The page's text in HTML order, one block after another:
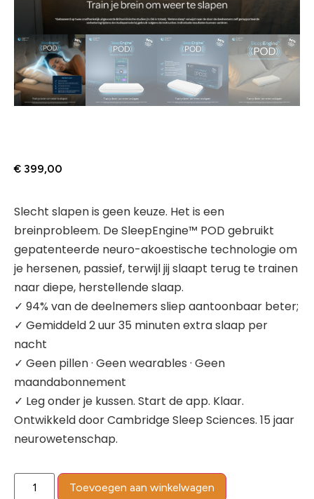
€ 399,00
Slecht slapen is geen keuze. Het is een
breinprobleem. De SleepEngine™ POD gebruikt
gepatenteerde neuro-akoestische technologie om
je hersenen, passief, terwijl jij slaapt terug te trainen
naar diepe, herstellende slaap.
✓ 94% van de deelnemers sliep aantoonbaar beter;
✓ Gemiddeld 2 uur 35 minuten extra slaap per
nacht
✓ Geen pillen · Geen wearables · Geen
maandabonnement
✓ Leg onder je kussen. Start de app. Klaar.
Ontwikkeld door Cambridge Sleep Sciences. 15 jaar
neurowetenschap.
Toevoegen aan winkelwagen